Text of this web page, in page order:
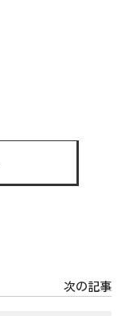
次の記事